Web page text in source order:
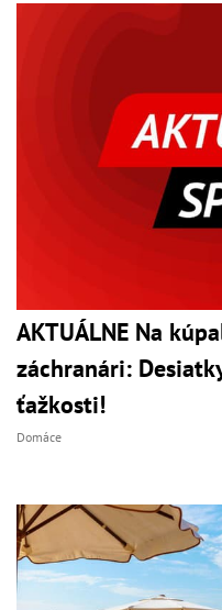
AKTUÁLNE Na
záchranári:
ťažkosti!
Domáce